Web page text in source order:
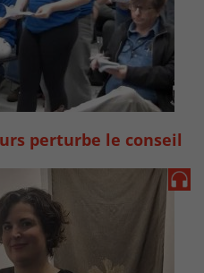
perturbe le conseil